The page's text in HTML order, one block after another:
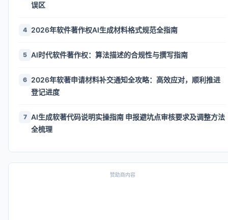
误区
4 2026年软件著作权AI生成材料格式规范全指南
5 AI时代软件著作权：算法描述的合规性与撰写指南
6 2026年软著申请材料补交通知全攻略：高效应对，顺利推进
登记进度
7 AI生成软著代码说明实操指南 申报避坑点审核要求及调整方法
全梳理
赞助商内容